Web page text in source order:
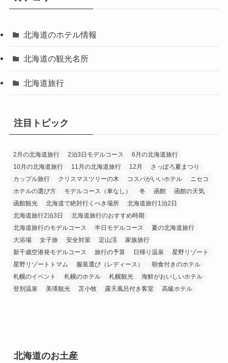
北海道のホテル情報
北海道の観光名所
北海道旅行
注目トピック
2月の北海道旅行 2泊3日モデルコース
6月の北海道旅行
10月の北海道旅行
11月の北海道旅行 12月
さっぽろ夏まつり
カップル旅行
クリスマスツリーの木 コスパがいいホテル
ニセコ
ホテルの選び方
モデルコース（車なし） 冬 函館
函館の天気
函館観光
北海道で絶対行くべき場所
北海道旅行1泊2日
北海道旅行2泊3日
北海道旅行のおすすめ時期
北海道旅行のモデルコース
半日モデルコース
夏の北海道旅行
大浴場
女子旅 安全対策 定山渓
家族旅行
新千歳空港発モデルコース
旅行の予算 日帰り温泉
星野リゾート
星野リゾートトマム
服装選び（レディース）
朝食付きのホテル
札幌のイベント
札幌のホテル 札幌観光
海鮮がおいしいホテル
登別温泉
美瑛観光 苫小牧 露天風呂付き客室 高級ホテル
北海道のお土産